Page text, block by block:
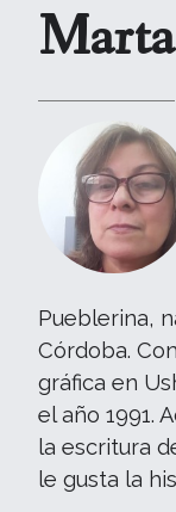
Pueblerina,
Córdoba.
gráfica en
el año 1991.
la escritura
le gusta la